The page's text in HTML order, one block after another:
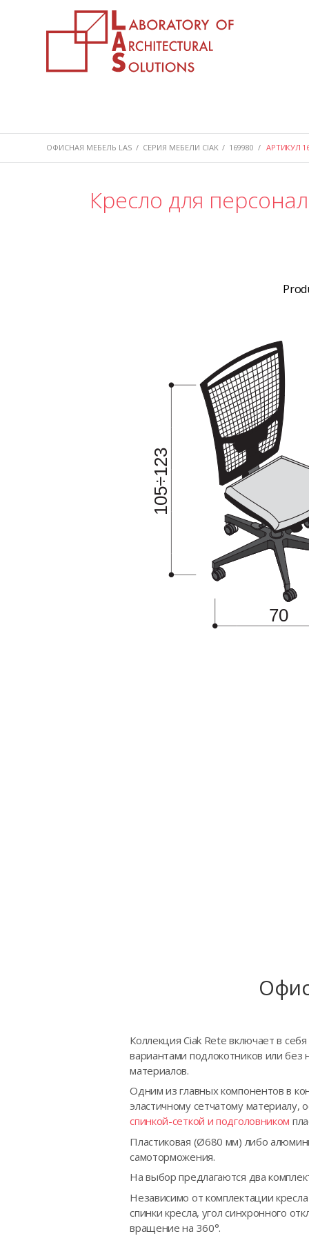
ОФИСНАЯ МЕБЕЛЬ LAS / СЕРИЯ МЕБЕЛИ CIAK / 169980 / АРТИКУЛ
Кресло для
Коллекция Ciak Rete включает в
вариантами подлокотников или
материалов.
Одним из главных компонентов в
эластичному сетчатому
спинкой-сеткой и подголовником
Пластиковая (Ø680 мм) либо
самоторможения.
На выбор предлагаются два
Независимо от комплектации
спинки кресла, угол синхронного
вращение на 360°.